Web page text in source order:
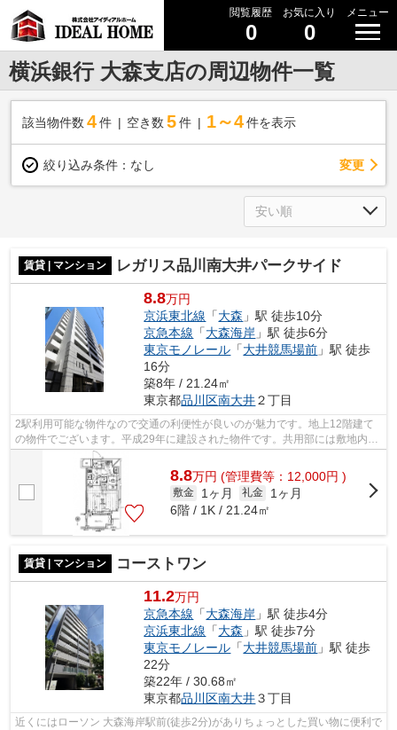
閲覧履歴
0
お気に入り
0
メニュー
横浜銀行 大森支店の周辺物件一覧
該当物件数 4件 空き数 5 件 1～4 件を表示
絞り込み条件： なし 変更
賃貸 | マンション レガリス品川南大井パークサイド
8.8万円
京浜東北線 「大森 」駅 徒歩10分
京急本線 「大森海岸 」駅 徒歩6分
東京モノレール 「大井競馬場前 」駅 徒歩
16分
築8年 / 21.24㎡
東京都品川区南大井２丁目
2駅利用可能な物件なので交通の利便性が良いのが魅力です。地上12階建て
の物件でございます。平成29年に建設された物件です。共用部には敷地内ご
み置き場・エレベータなどが揃っており...
8.8万円 (管理費等：12,000円 )
敷金 1ヶ月 礼金
1ヶ月
6階 / 1K / 21.24㎡
賃貸 | マンション コーストワン
11.2万円
京急本線 「大森海岸 」駅 徒歩4分
京浜東北線 「大森 」駅 徒歩7分
東京モノレール 「大井競馬場前 」駅 徒歩
22分
築22年 / 30.68㎡
東京都品川区南大井３丁目
近くにはローソン 大森海岸駅前(徒歩2分)がありちょっとした買い物に便利で